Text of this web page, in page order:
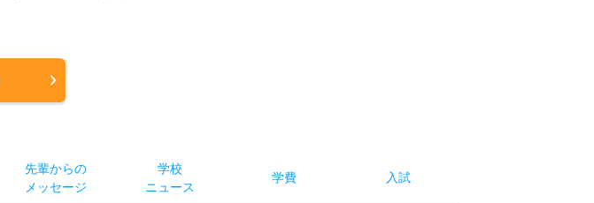
先輩からの
メッセージ
学校
ニュース
学費 入試